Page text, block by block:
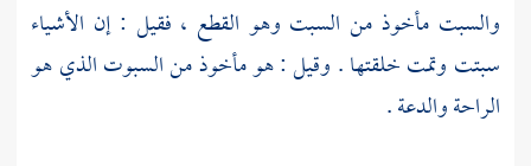
والسبت مأخوذ من السبت وهو القطع ، فقيل : إن الأشياء
سبتت وتمت خلقتها . وقيل : هو مأخوذ من السبوت الذي هو
الراحة والدعة .